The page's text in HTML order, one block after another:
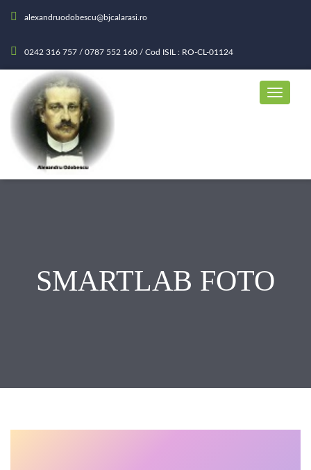
alexandruodobescu@bjcalarasi.ro
0242 316 757 / 0787 552 160 / Cod ISIL : RO-CL-01124
SMARTLAB FOTO